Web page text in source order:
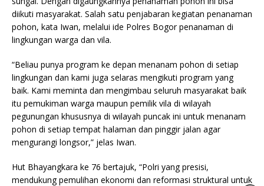
diikuti masyarakat. Salah satu penjabaran kegiatan penanaman
pohon, kata Iwan, melalui ide Polres Bogor penanaman di
lingkungan warga dan vila.
“Beliau punya program ke depan menanam pohon di setiap
lingkungan dan kami juga selaras mengikuti program yang
baik. Kami meminta dan mengimbau seluruh masyarakat baik
itu pemukiman warga maupun pemilik vila di wilayah
pegunungan khususnya di wilayah puncak ini untuk menanam
pohon di setiap tempat halaman dan pinggir jalan agar
mengurangi longsor,” jelas Iwan.
Hut Bhayangkara ke 76 bertajuk, “Polri yang presisi,
mendukung pemulihan ekonomi dan reformasi struktural untuk